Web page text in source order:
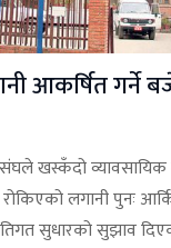
आकर्षित गर्ने
खस्कँदो
लगानी पुनः
सुधारको सुझाव